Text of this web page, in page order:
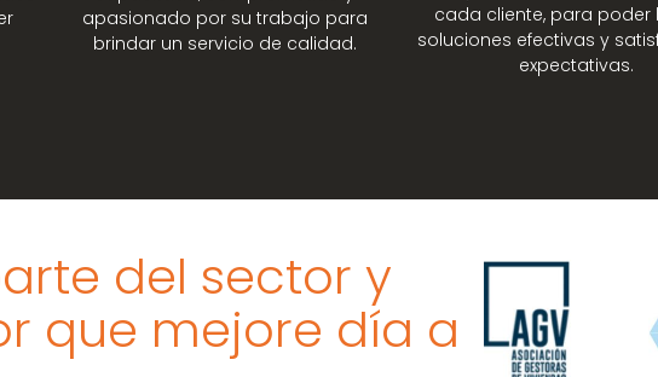
apasionado por su trabajo para
brindar un servicio de calidad.
cada cliente, para poder
soluciones efectivas y
expectativas.
del sector y
que mejore día a